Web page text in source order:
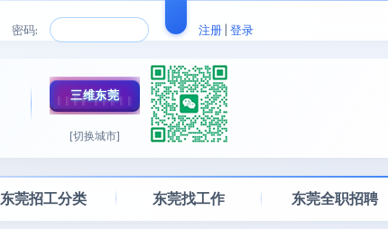
密码: 注册 | 登录
三维东莞
[切换城市]
东莞招工分类 东莞找工作 东莞全职招聘